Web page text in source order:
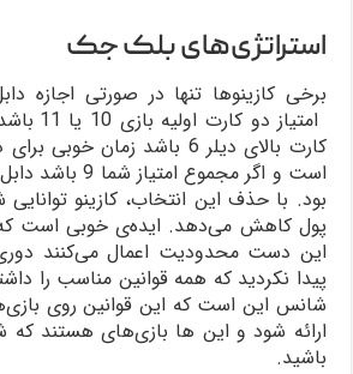
استراتژی‌های بلک جک
برخی کازینو‌ها تنها در صورتی اجازه
امتیاز
کارت بالای دیلر 6 باشد زمان
است و اگر مجموع
بود. با حذف این انتخاب، کازینو توانایی
پول کاهش می‌دهد. ایده‌ی خوبی است که
این دست محدودیت اعمال می‌کنند دوری
پیدا نکردید که همه قوانین مناسب را
ارائه شود و این ها بازی‌های هستند که
باشید.